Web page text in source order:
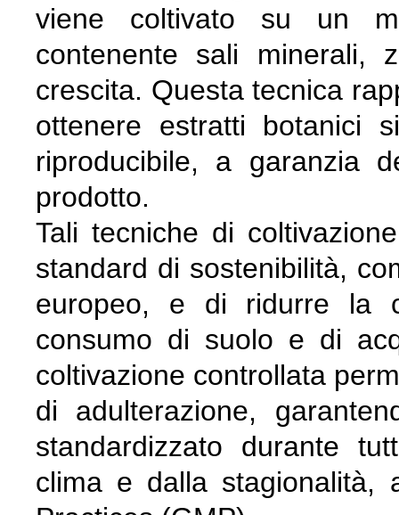
viene coltivato su un
contenente sali minerali,
crescita. Questa tecnica
ottenere estratti botanici
riproducibile, a garanzia
prodotto.
Tali tecniche di
standard di sostenibilità,
europeo, e di ridurre la
consumo di suolo e di
coltivazione controllata
di adulterazione,
standardizzato durante
clima e dalla stagionalità,